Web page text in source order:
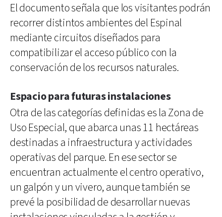
El documento señala que los visitantes podrán
recorrer distintos ambientes del Espinal
mediante circuitos diseñados para
compatibilizar el acceso público con la
conservación de los recursos naturales.
Espacio para futuras instalaciones
Otra de las categorías definidas es la Zona de
Uso Especial, que abarca unas 11 hectáreas
destinadas a infraestructura y actividades
operativas del parque. En ese sector se
encuentran actualmente el centro operativo,
un galpón y un vivero, aunque también se
prevé la posibilidad de desarrollar nuevas